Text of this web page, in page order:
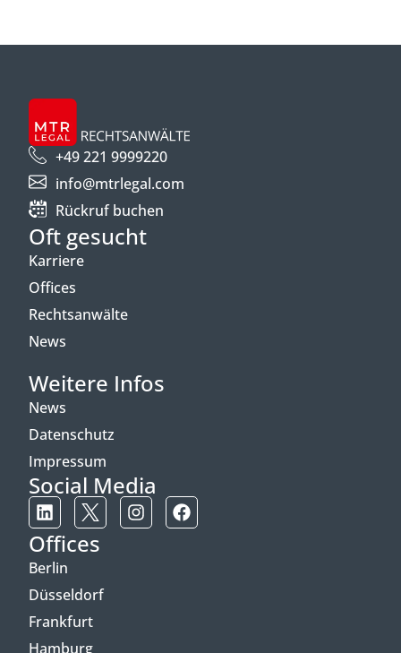
+49 221 9999220
info@mtrlegal.com
Rückruf buchen
Oft gesucht
Karriere
Offices
Rechtsanwälte
News
Weitere Infos
News
Datenschutz
Impressum
Social Media
Offices
Berlin
Düsseldorf
Frankfurt
Hamburg